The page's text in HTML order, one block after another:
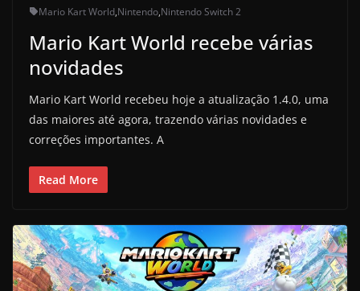
Mario Kart World,Nintendo,Nintendo Switch 2
Mario Kart World recebe várias
novidades
Mario Kart World recebeu hoje a atualização 1.4.0, uma
das maiores até agora, trazendo várias novidades e
correções importantes. A
Read More